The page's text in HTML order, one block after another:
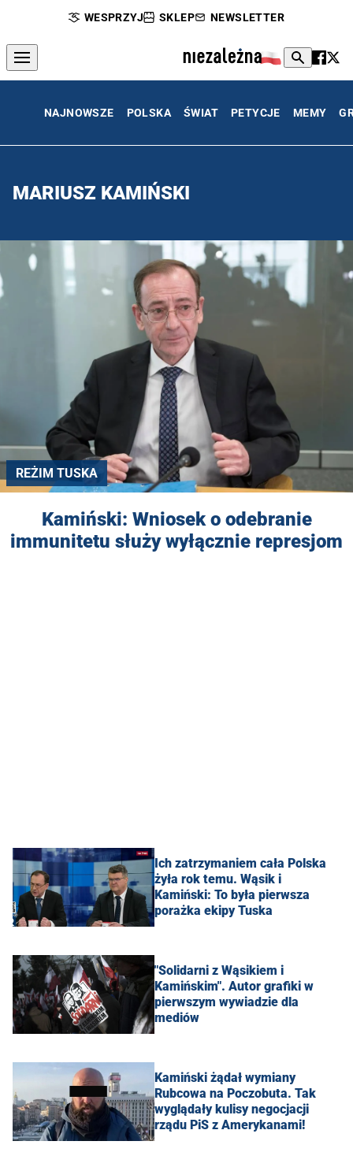
WESPRZYJ SKLEP NEWSLETTER
NAJNOWSZE POLSKA ŚWIAT PETYCJE MEMY
MARIUSZ KAMIŃSKI
REŻIM TUSKA
Kamiński: Wniosek o odebranie
immunitetu służy wyłącznie represjom
Ich zatrzymaniem cała Polska
żyła rok temu. Wąsik i
Kamiński: To była pierwsza
porażka ekipy Tuska
"Solidarni z Wąsikiem i
Kamińskim". Autor grafiki w
pierwszym wywiadzie dla
mediów
Kamiński żądał wymiany
Rubcowa na Poczobuta. Tak
wyglądały kulisy negocjacji
rządu PiS z Amerykanami!